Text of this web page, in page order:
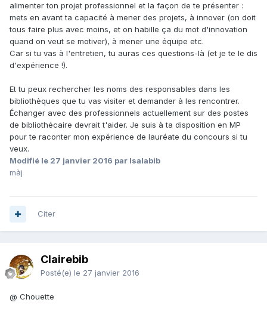
alimenter ton projet professionnel et la façon de te présenter :
mets en avant ta capacité à mener des projets, à innover (on doit
tous faire plus avec moins, et on habille ça du mot d'innovation
quand on veut se motiver), à mener une équipe etc.
Car si tu vas à l'entretien, tu auras ces questions-là (et je te le dis
d'expérience !).
Et tu peux rechercher les noms des responsables dans les
bibliothèques que tu vas visiter et demander à les rencontrer.
Échanger avec des professionnels actuellement sur des postes
de bibliothécaire devrait t'aider. Je suis à ta disposition en MP
pour te raconter mon expérience de lauréate du concours si tu
veux.
Modifié le 27 janvier 2016 par Isalabib
màj
Citer
Clairebib
Posté(e) le 27 janvier 2016
@ Chouette